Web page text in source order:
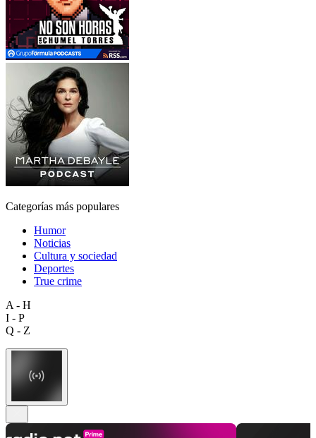
Categorías más populares
Humor
Noticias
Cultura y sociedad
Deportes
True crime
A - H
I - P
Q - Z